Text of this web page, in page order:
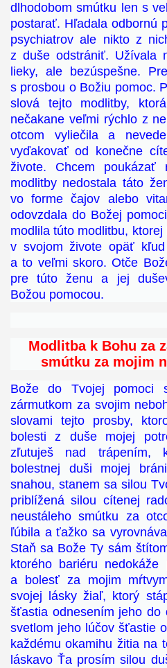
dlhodobom smútku len s
postarať. Hľadala odbornú
psychiatrov ale nikto z
z duše odstrániť. Užívala
lieky, ale bezúspešne.
s prosbou o Božiu pomoc.
slová tejto modlitby,
nečakane veľmi rýchlo z
otcom vyliečila a
vyďakovať od konečne
živote. Chcem
modlitby nedostala táto
vo forme čajov alebo
odovzdala do Božej
modlila túto modlitbu,
v svojom živote opäť
a to veľmi skoro. Otče
pre túto ženu a jej
Božou pomocou.
Modlitba k Bohu za
smútku za mojim
Bože do Tvojej pomoci
zármutkom za svojim
slovami tejto prosby,
bolesti z duše mojej
zľutuješ nad trápením,
bolestnej duši mojej
snahou, stanem sa silou
priblížená silou cítenej
neustáleho smútku za
ľúbila a ťažko sa
Staň sa Bože Ty sám
ktorého bariéru
a bolesť za mojim
svojej lásky žiaľ, ktorý
šťastia odnesením jeho
svetlom jeho lúčov šťastie
každému okamihu žitia na
láskavo Ťa prosím silou